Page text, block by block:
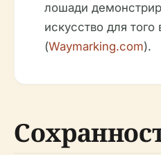
лошади
искусство для
(Waymarking.com).